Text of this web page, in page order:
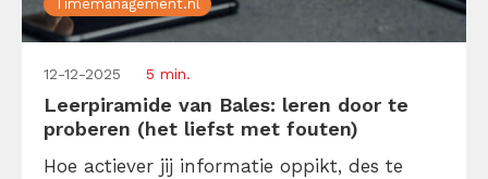
Timemanagement.nl
12-12-2025 5 min.
Leerpiramide van Bales: leren door te
proberen (het liefst met fouten)
Hoe actiever jij informatie oppikt, des te